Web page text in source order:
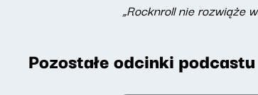
„Rocknroll nie rozwiąże
Pozostałe odcinki podcastu